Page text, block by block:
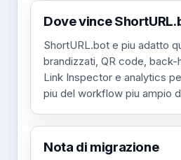
Dove vince
ShortURL.bot e piu adatto
brandizzati, QR code, back-
Link Inspector e analytics
piu del workflow piu ampio
Nota di migrazione